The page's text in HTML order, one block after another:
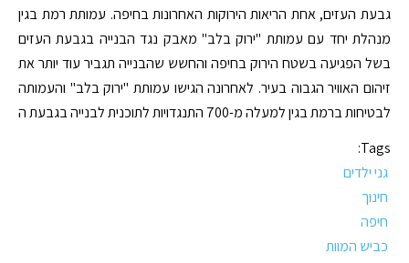
גבעת העזים, אחת הריאות הירוקות האחרונות בחיפה. עמותת רמת בגין
מנהלת יחד עם עמותת "ירוק בלב" מאבק נגד הבנייה בגבעת העזים
בשל הפגיעה בשטח הירוק בחיפה והחשש שהבנייה תגביר עוד יותר את
זיהום האוויר הגבוה בעיר. לאחרונה הגישו עמותת "ירוק בלב" והעמותה
לבטיחות ברמת בגין למעלה מ-700 התנגדויות לתוכנית לבנייה בגבעת ה
Tags:
גני ילדים
חינוך
חיפה
כביש המוות